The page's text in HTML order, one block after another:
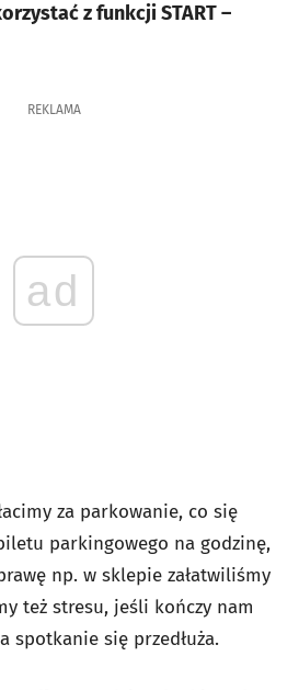
z funkcji START –
REKLAMA
ad
za parkowanie, co się
parkingowego na godzinę,
np. w sklepie załatwiliśmy
też stresu, jeśli kończy nam
spotkanie się przedłuża.